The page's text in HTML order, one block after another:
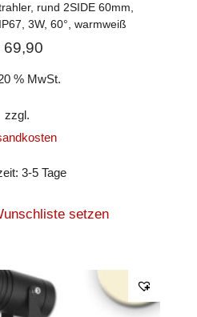
rund 2SIDE 60mm,
3W, 60°, warmweiß
69,90
% MwSt.
zzgl.
3-5 Tage
setzen